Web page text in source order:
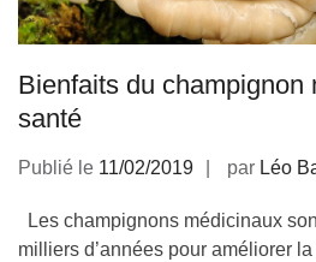
Bienfaits du champignon
santé
Publié le 11/02/2019 par Léo
Les champignons médicinaux
milliers d’années pour améliorer